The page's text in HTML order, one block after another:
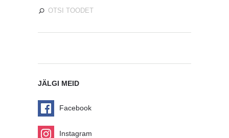
JÄLGI MEID
Facebook
Instagram